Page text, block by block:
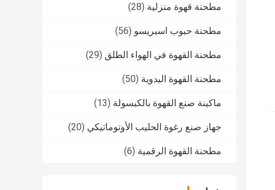
مطحنة قهوة منزلية (28)
مطحنة حبوب اسبريسو (56)
مطحنة القهوة في الهواء الطلق (29)
مطحنة القهوة اليدوية (50)
ماكينة صنع القهوة بالكبسولة (13)
جهاز صنع رغوة الحليب الأوتوماتيكي (20)
مطحنة القهوة الرقمية (6)